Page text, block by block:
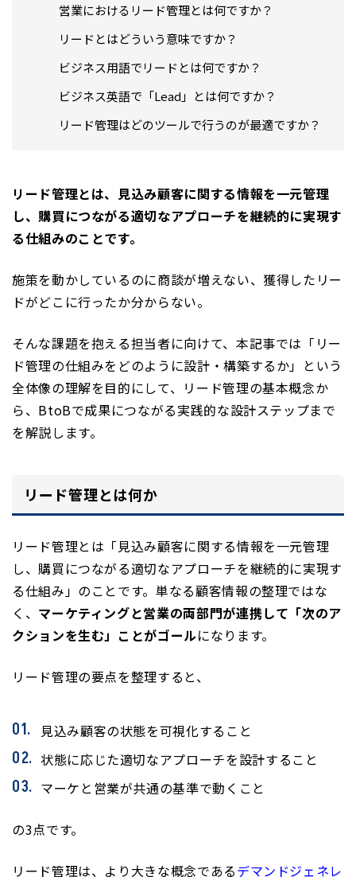
営業におけるリード管理とは何ですか？
リードとはどういう意味ですか？
ビジネス用語でリードとは何ですか？
ビジネス英語で「Lead」とは何ですか？
リード管理はどのツールで行うのが最適ですか？
リード管理とは、見込み顧客に関する情報を一元管理
し、購買につながる適切なアプローチを継続的に実現す
る仕組みのことです。
施策を動かしているのに商談が増えない、獲得したリー
ドがどこに行ったか分からない。
そんな課題を抱える担当者に向けて、本記事では「リー
ド管理の仕組みをどのように設計・構築するか」という
全体像の理解を目的にして、リード管理の基本概念か
ら、BtoBで成果につながる実践的な設計ステップまで
を解説します。
リード管理とは何か
リード管理とは「見込み顧客に関する情報を一元管理
し、購買につながる適切なアプローチを継続的に実現す
る仕組み」のことです。単なる顧客情報の整理ではな
く、 マーケティングと営業の両部門が連携して「次のア
クションを生む」ことがゴールになります。
リード管理の要点を整理すると、
見込み顧客の状態を可視化すること
状態に応じた適切なアプローチを設計すること
マーケと営業が共通の基準で動くこと
の3点です。
リード管理は、より大きな概念であるデマンドジェネレ